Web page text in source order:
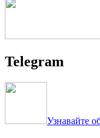
Telegram
Узнавайте